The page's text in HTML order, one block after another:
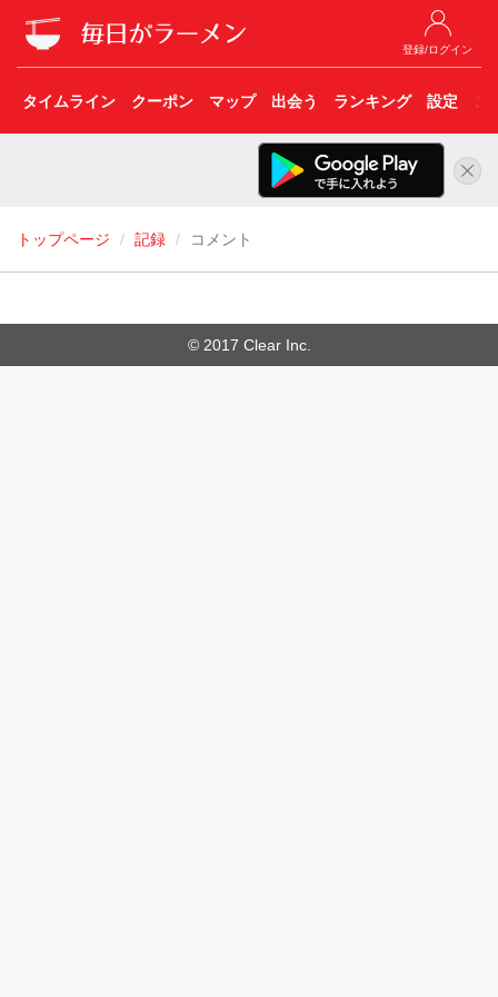
登録/ログイン
タイムライン クーポン マップ 出会う ランキング 設定 こ
トップページ 記録 コメント
© 2017 Clear Inc.